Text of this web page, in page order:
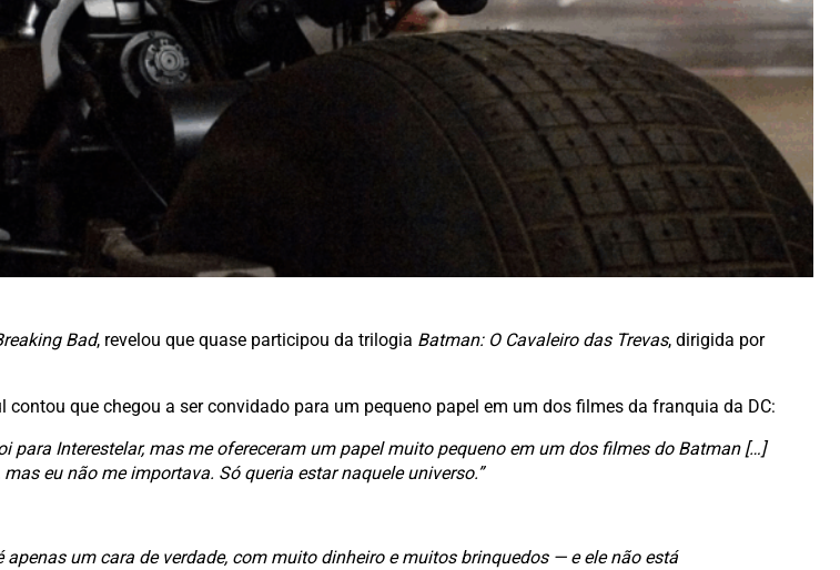
Bad, revelou que quase participou da trilogia Batman: O Cavaleiro das Trevas, dirigida por
contou que chegou a ser convidado para um pequeno papel em um dos filmes da franquia da DC:
para Interestelar, mas me ofereceram um papel muito pequeno em um dos filmes do Batman […]
eu não me importava. Só queria estar naquele universo.”
um cara de verdade, com muito dinheiro e muitos brinquedos — e ele não está